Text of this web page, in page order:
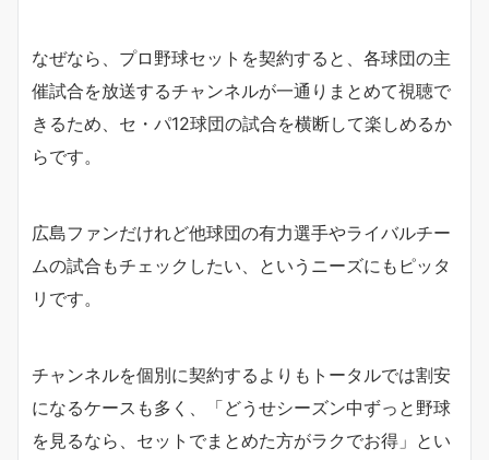
なぜなら、プロ野球セットを契約すると、各球団の主
催試合を放送するチャンネルが一通りまとめて視聴で
きるため、セ・パ12球団の試合を横断して楽しめるか
らです。
広島ファンだけれど他球団の有力選手やライバルチー
ムの試合もチェックしたい、というニーズにもピッタ
リです。
チャンネルを個別に契約するよりもトータルでは割安
になるケースも多く、「どうせシーズン中ずっと野球
を見るなら、セットでまとめた方がラクでお得」とい